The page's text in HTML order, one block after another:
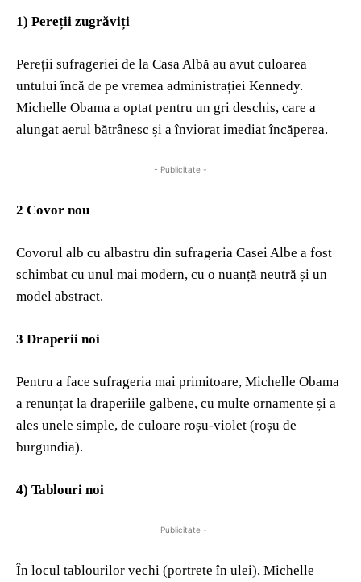
1) Pereții zugrăviți
Pereții sufrageriei de la Casa Albă au avut culoarea
untului încă de pe vremea administrației Kennedy.
Michelle Obama a optat pentru un gri deschis, care a
alungat aerul bătrânesc și a înviorat imediat încăperea.
- Publicitate -
2 Covor nou
Covorul alb cu albastru din sufrageria Casei Albe a fost
schimbat cu unul mai modern, cu o nuanță neutră și un
model abstract.
3 Draperii noi
Pentru a face sufrageria mai primitoare, Michelle Obama
a renunțat la draperiile galbene, cu multe ornamente și a
ales unele simple, de culoare roșu-violet (roșu de
burgundia).
4) Tablouri noi
- Publicitate -
În locul tablourilor vechi (portrete în ulei), Michelle